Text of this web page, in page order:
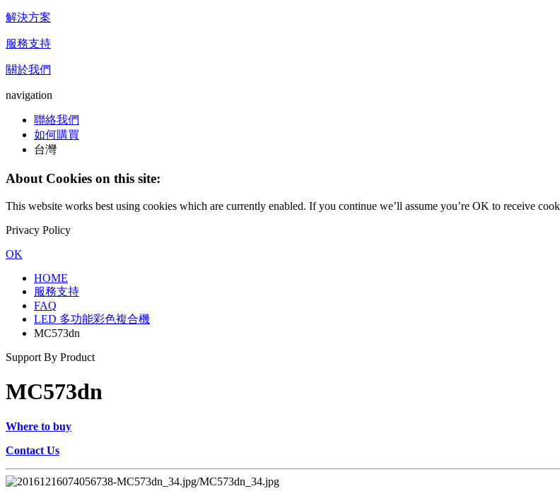
解決方案
服務支持
關於我們
navigation
聯絡我們
如何購買
台灣
About Cookies on this site:
This website works best using cookies which are currently enabled. If you continue we’ll assume you’re OK to receive
Privacy Policy
OK
HOME
服務支持
FAQ
LED 多功能彩色複合機
MC573dn
Support By Product
MC573dn
Where to buy
Contact Us